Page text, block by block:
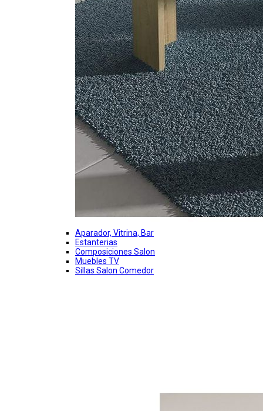
Aparador, Vitrina, Bar
Estanterias
Composiciones Salon
Muebles TV
Sillas Salon Comedor